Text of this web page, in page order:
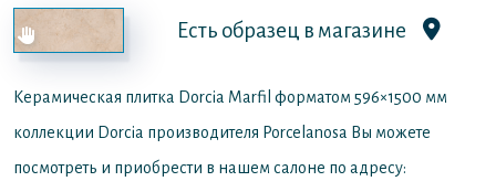
Есть образец в магазине
Керамическая плитка Dorcia Marfil форматом 596×1500 мм
коллекции Dorcia производителя Porcelanosa Вы можете
посмотреть и приобрести в нашем салоне по адресу: